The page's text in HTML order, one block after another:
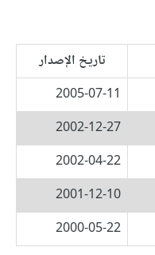
تاريخ الإصدار
2005-07-11
2002-12-27
2002-04-22
2001-12-10
2000-05-22